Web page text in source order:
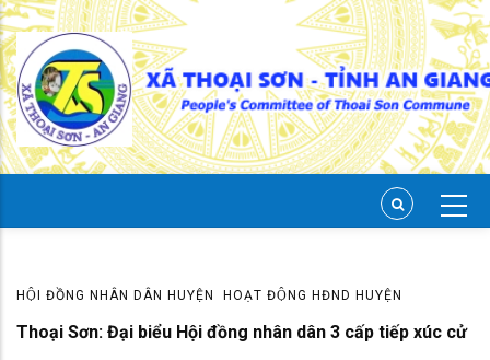
Skip
to
main
content
HỘI ĐỒNG NHÂN DÂN HUYỆN HOẠT ĐỘNG HĐND HUYỆN
Thoại Sơn: Đại biểu Hội đồng nhân dân 3 cấp tiếp xúc cử